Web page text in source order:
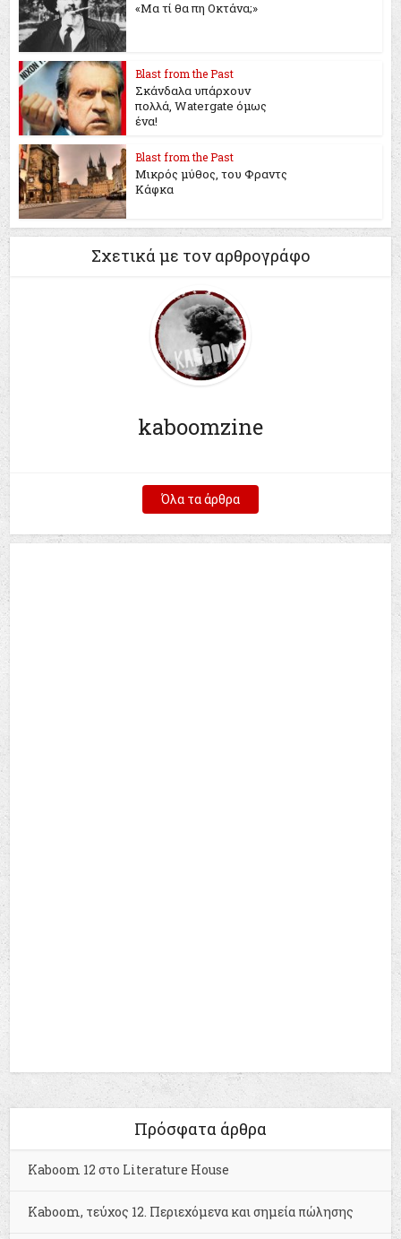
«Μα τί θα πη Οκτάνα;»
Blast from the Past
Σκάνδαλα υπάρχουν
πολλά, Watergate όμως
ένα!
Blast from the Past
Μικρός μύθος, του Φραντς
Κάφκα
Σχετικά με τον αρθρογράφο
kaboomzine
Όλα τα άρθρα
Πρόσφατα άρθρα
Kaboom 12 στο Literature House
Kaboom, τεύχος 12. Περιεχόμενα και σημεία πώλησης